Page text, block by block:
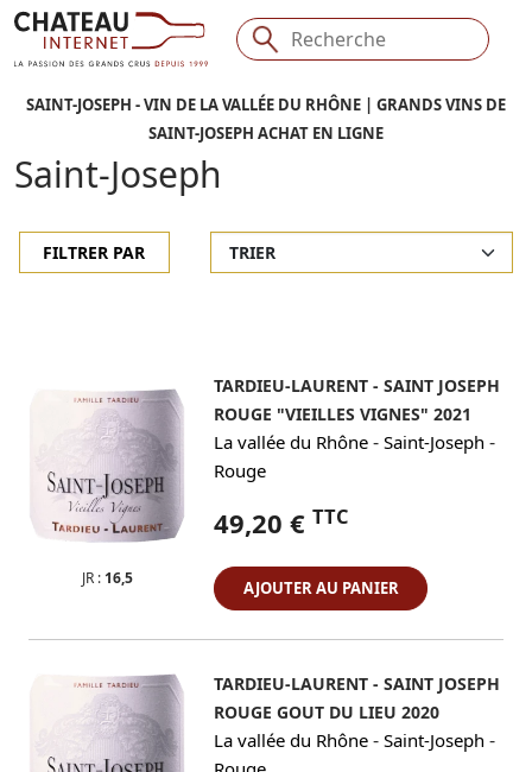
SAINT-JOSEPH - VIN DE LA VALLÉE DU RHÔNE | GRANDS VINS DE
SAINT-JOSEPH ACHAT EN LIGNE
Saint-Joseph
FILTRER PAR
JR : 16,5
TARDIEU-LAURENT - SAINT JOSEPH
ROUGE "VIEILLES VIGNES" 2021
La vallée du Rhône - Saint-Joseph -
Rouge
49,20 € TTC
AJOUTER AU PANIER
TARDIEU-LAURENT - SAINT JOSEPH
ROUGE GOUT DU LIEU 2020
La vallée du Rhône - Saint-Joseph -